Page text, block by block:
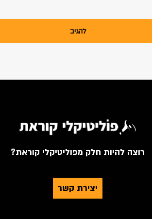
רוצה להיות חלק מפוליטיקלי קוראת?
יצירת קשר